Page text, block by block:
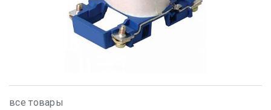
все товары